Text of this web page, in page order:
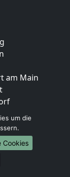
am Main
um die
Cookies